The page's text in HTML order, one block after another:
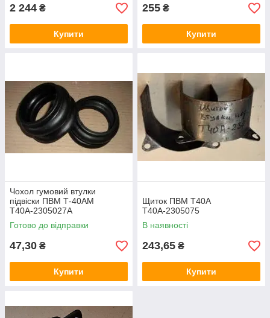
2 244 ₴
Купити
255 ₴
Купити
Чохол гумовий втулки
підвіски ПВМ Т-40АМ
Т40А-2305027А
Готово до відправки
47,30 ₴
Купити
Щиток ПВМ Т40А
Т40А-2305075
В наявності
243,65 ₴
Купити